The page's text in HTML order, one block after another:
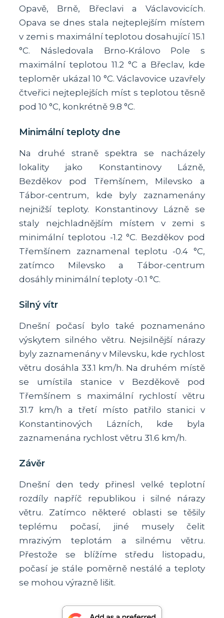
Opavě, Brně, Břeclavi a Václavovicích.
Opava se dnes stala nejteplejším místem
v zemi s maximální teplotou dosahující 15.1
°C. Následovala Brno-Královo Pole s
maximální teplotou 11.2 °C a Břeclav, kde
teploměr ukázal 10 °C. Václavovice uzavřely
čtveřici nejteplejších míst s teplotou těsně
pod 10 °C, konkrétně 9.8 °C.
Minimální teploty dne
Na druhé straně spektra se nacházely
lokality jako Konstantinovy Lázně,
Bezděkov pod Třemšínem, Milevsko a
Tábor-centrum, kde byly zaznamenány
nejnižší teploty. Konstantinovy Lázně se
staly nejchladnějším místem v zemi s
minimální teplotou -1.2 °C. Bezděkov pod
Třemšínem zaznamenal teplotu -0.4 °C,
zatímco Milevsko a Tábor-centrum
dosáhly minimální teploty -0.1 °C.
Silný vítr
Dnešní počasí bylo také poznamenáno
výskytem silného větru. Nejsilnější nárazy
byly zaznamenány v Milevsku, kde rychlost
větru dosáhla 33.1 km/h. Na druhém místě
se umístila stanice v Bezděkově pod
Třemšínem s maximální rychlostí větru
31.7 km/h a třetí místo patřilo stanici v
Konstantinových Lázních, kde byla
zaznamenána rychlost větru 31.6 km/h.
Závěr
Dnešní den tedy přinesl velké teplotní
rozdíly napříč republikou i silné nárazy
větru. Zatímco některé oblasti se těšily
teplému počasí, jiné musely čelit
mrazivým teplotám a silnému větru.
Přestože se blížíme středu listopadu,
počasí je stále poměrně nestálé a teploty
se mohou výrazně lišit.